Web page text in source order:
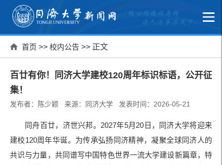
首页 >> 校内公告 >> 正文
百廿有你！同济大学建校120周年标识标语，公开征
集！
发布者：陈少颖 来源：同济大学 发表时间：2026-05-21
同舟百廿，济世兴邦。2027年5月20日，同济大学将迎来
建校120周年华诞。为传承弘扬同济精神，凝聚全球同济人的
共识与力量，共同谱写中国特色世界一流大学建设新篇章，特